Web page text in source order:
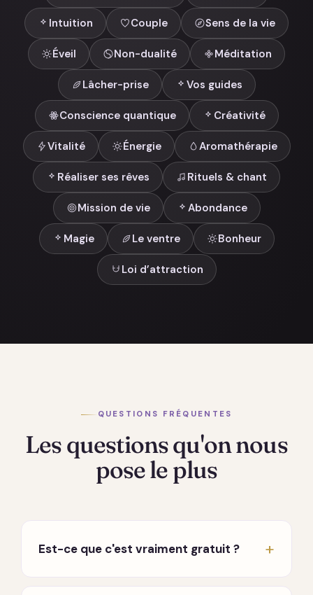
Intuition Couple Sens de la vie
Éveil Non-dualité Méditation
Lâcher-prise Vos guides
Conscience quantique Créativité
Vitalité Énergie Aromathérapie
Réaliser ses rêves Rituels & chant
Mission de vie Abondance
Magie Le ventre Bonheur
Loi d’attraction
QUESTIONS FRÉQUENTES
Les questions qu'on nous
pose le plus
Est-ce que c'est vraiment gratuit ?